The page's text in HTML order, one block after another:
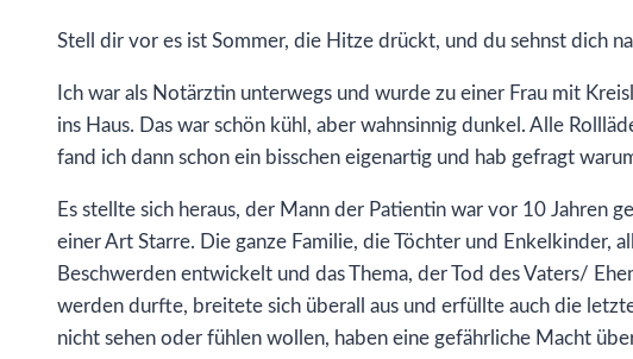
Stell dir vor es ist Sommer, die Hitze drückt, und du sehnst dich
Ich war als Notärztin unterwegs und wurde zu einer Frau mit
ins Haus. Das war schön kühl, aber wahnsinnig dunkel. Alle
fand ich dann schon ein bisschen eigenartig und hab gefragt
Es stellte sich heraus, der Mann der Patientin war vor 10 Jahren
einer Art Starre. Die ganze Familie, die Töchter und Enkelkinder,
Beschwerden entwickelt und das Thema, der Tod des Vaters/
werden durfte, breitete sich überall aus und erfüllte auch die
nicht sehen oder fühlen wollen, haben eine gefährliche Macht